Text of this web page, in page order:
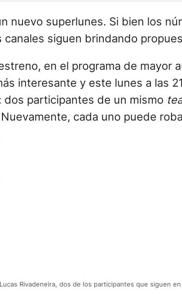
nuevo superlunes. Si bien los
siguen brindando
en el programa de mayor
interesante y este lunes a las
participantes de un mismo
cada uno puede
Rivadeneira, dos de los participantes que siguen